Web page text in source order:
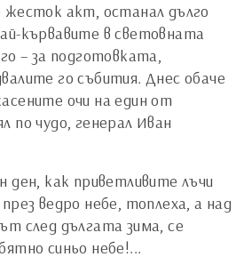
жесток акт, останал дълго
кървавите в световната
– за подготовката,
го събития. Днес обаче
очи на един от
по чудо, генерал Иван
ден, как приветливите лъчи
ведро небе, топлеха, а над
след дългата зима, се
синьо небе!...